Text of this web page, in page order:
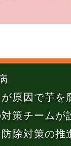
原因で芋を
策チームが
除対策の推